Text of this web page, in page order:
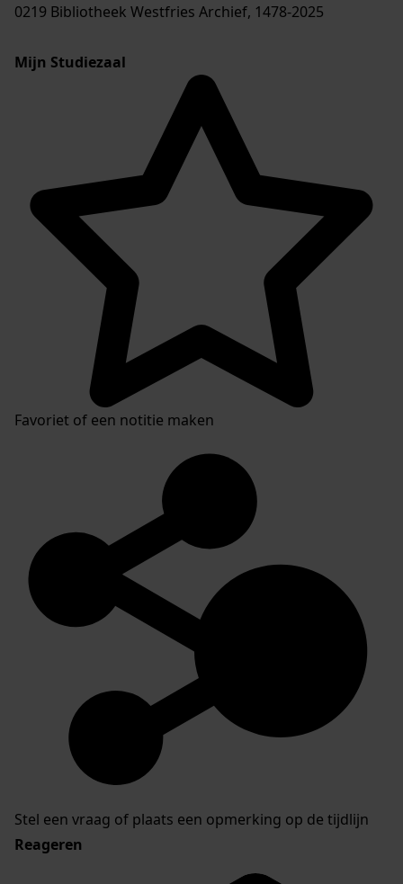
0219 Bibliotheek Westfries Archief, 1478-2025
Mijn Studiezaal
Favoriet of een notitie maken
Stel een vraag of plaats een opmerking op de tijdlijn
Reageren